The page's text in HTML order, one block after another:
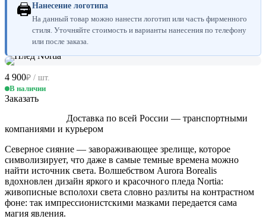
🖨Нанесение логотипа
На данный товар можно нанести логотип или часть фирменного
стиля. Уточняйте стоимость и варианты нанесения по телефону
или после заказа.
4 900₽ / шт.
В наличии
Заказать
Доставка по всей России — транспортными
компаниями и курьером
Северное сияние — завораживающее зрелище, которое
символизирует, что даже в самые темные времена можно
найти источник света. Волшебством Aurora Borealis
вдохновлен дизайн яркого и красочного пледа Nortia:
живописные всполохи света словно разлиты на контрастном
фоне: так импрессионистскими мазками передается сама
магия явления.